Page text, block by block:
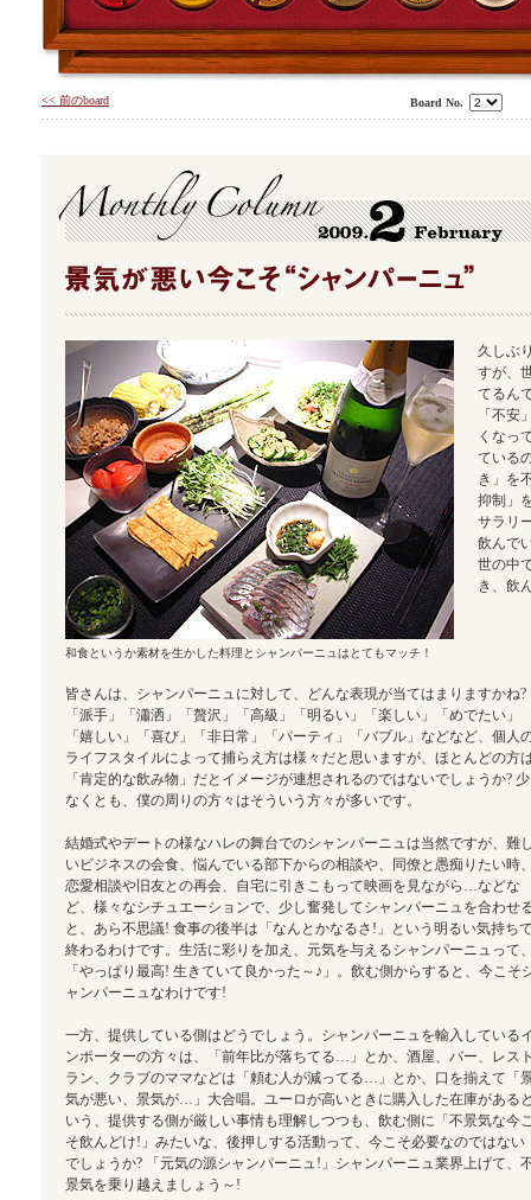
<< 前のboard Board No.
和食というか素材を生かした料理とシャンパーニュはとてもマッチ！
久しぶ
すが、
てるん
「不安
くなっ
ている
き」を
抑制」
サラリ
飲んで
世の中
き、飲
皆さんは、シャンパーニュに対して、どんな表現が当てはまりますかね?
「派手」「瀟洒」「贅沢」「高級」「明るい」「楽しい」「めでたい」
「嬉しい」「喜び」「非日常」「パーティ」「バブル」などなど、個人
ライフスタイルによって捕らえ方は様々だと思いますが、ほとんどの方
「肯定的な飲み物」だとイメージが連想されるのではないでしょうか? 少
なくとも、僕の周りの方々はそういう方々が多いです。
結婚式やデートの様なハレの舞台でのシャンパーニュは当然ですが、難
いビジネスの会食、悩んでいる部下からの相談や、同僚と愚痴りたい時
恋愛相談や旧友との再会、自宅に引きこもって映画を見ながら…などな
ど、様々なシチュエーションで、少し奮発してシャンパーニュを合わせ
と、あら不思議! 食事の後半は「なんとかなるさ!」という明るい気持ち
終わるわけです。生活に彩りを加え、元気を与えるシャンパーニュって
「やっぱり最高! 生きていて良かった～♪」。飲む側からすると、今こそ
ャンパーニュなわけです!
一方、提供している側はどうでしょう。シャンパーニュを輸入している
ンポーターの方々は、「前年比が落ちてる…」とか、酒屋、バー、レス
ラン、クラブのママなどは「頼む人が減ってる…」とか、口を揃えて「
気が悪い、景気が…」大合唱。ユーロが高いときに購入した在庫がある
いう、提供する側が厳しい事情も理解しつつも、飲む側に「不景気な今
そ飲んどけ!」みたいな、後押しする活動って、今こそ必要なのではない
でしょうか? 「元気の源シャンパーニュ!」シャンパーニュ業界上げて、
景気を乗り越えましょう～!